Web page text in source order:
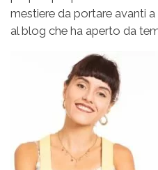
mestiere da portare avanti
al blog che ha aperto da